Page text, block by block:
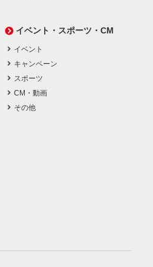
イベント・スポーツ・CM
イベント
キャンペーン
スポーツ
CM・動画
その他